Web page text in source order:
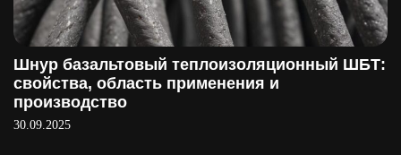
Шнур базальтовый теплоизоляционный ШБТ:
свойства, область применения и
производство
30.09.2025